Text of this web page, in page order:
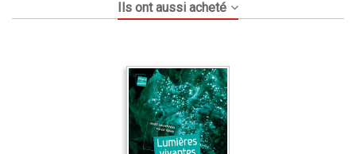
Ils ont aussi acheté